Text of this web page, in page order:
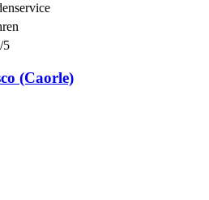
5
(Caorle)